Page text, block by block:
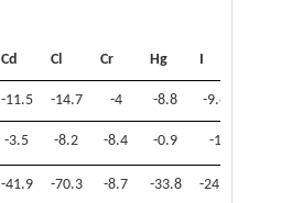
Cd Cl Cr Hg
-11.5 -14.7 -4 -8.8 -9.6
-3.5 -8.2 -8.4 -0.9 -1
-41.9 -70.3 -8.7 -33.8 -24.9